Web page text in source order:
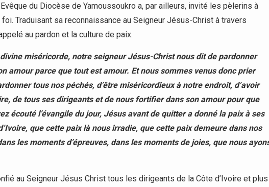
du Diocèse de Yamoussoukro a, par ailleurs, invité les pèlerins à
Traduisant sa reconnaissance au Seigneur Jésus-Christ à travers
au pardon et la culture de paix.
miséricorde, notre seigneur Jésus-Christ nous dit de pardonner
amour parce que tout est amour. Et nous sommes venus donc prier
tous nos péchés, d’être miséricordieux à notre endroit, d’avoir
de tous ses dirigeants et de nous fortifier dans son amour pour que
écouté l’évangile du jour, Jésus avant de quitter a donné la paix à ses
que cette paix là nous irradie, que cette paix demeure dans nos
les moments d’épreuves, dans les moments de joies, que nous
au Seigneur Jésus Christ tous les dirigeants de la Côte d’Ivoire et plus